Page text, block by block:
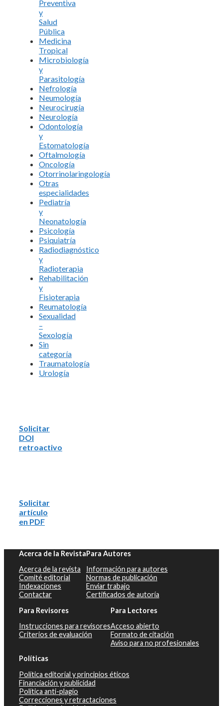
Preventiva
y
Salud
Pública
Medicina
Tropical
Microbiología
y
Parasitología
Nefrología
Neumología
Neurocirugía
Neurología
Odontología
y
Estomatología
Oftalmología
Oncología
Otorrinolaringología
Otras
especialidades
Pediatría
y
Neonatología
Psicología
Psiquiatría
Radiodiagnóstico
y
Radioterapia
Rehabilitación
y
Fisioterapia
Reumatología
Sexualidad
–
Sexología
Sin
categoría
Traumatología
Urología
Solicitar
DOI
retroactivo
Solicitar
artículo
en PDF
Acerca de la Revista
Acerca de la revista
Comité editorial
Indexaciones
Contactar
Para Autores
Información para autores
Normas de publicación
Enviar trabajo
Certificados de autoría
Para Revisores
Instrucciones para revisores
Criterios de evaluación
Para Lectores
Acceso abierto
Formato de citación
Aviso para no profesionales
Políticas
Política editorial y principios éticos
Financiación y publicidad
Política anti-plagio
Correcciones y retractaciones